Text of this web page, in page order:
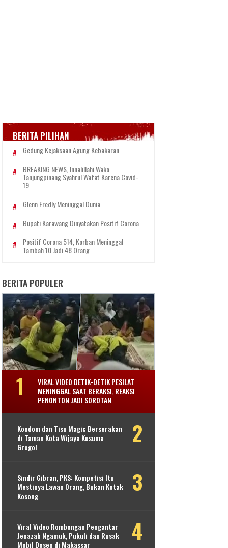
BERITA PILIHAN
Gedung Kejaksaan Agung Kebakaran
BREAKING NEWS, Innalillahi Wako
Tanjungpinang Syahrul Wafat Karena Covid-
19
Glenn Fredly Meninggal Dunia
Bupati Karawang Dinyatakan Positif Corona
Positif Corona 514, Korban Meninggal
Tambah 10 Jadi 48 Orang
BERITA POPULER
VIRAL VIDEO DETIK-DETIK PESILAT
MENINGGAL SAAT BERAKSI, REAKSI
PENONTON JADI SOROTAN
Kondom dan Tisu Magic Berserakan
di Taman Kota Wijaya Kusuma
Grogol
Sindir Gibran, PKS: Kompetisi Itu
Mestinya Lawan Orang, Bukan Kotak
Kosong
Viral Video Rombongan Pengantar
Jenazah Ngamuk, Pukuli dan Rusak
Mobil Dosen di Makassar